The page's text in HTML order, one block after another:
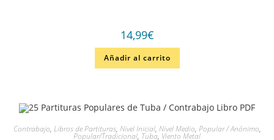
14,99€
Añadir al carrito
Contrabajo, Libros de Partituras, Nivel Inicial, Nivel Medio, Popular / Anónimo,
Popular/Tradicional, Tuba, Viento Metal